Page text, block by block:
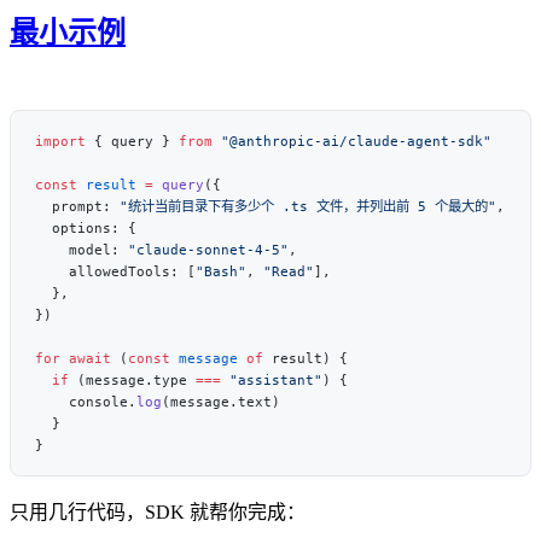
最小示例
import { query } from
const result = query
  prompt:
"统计当前目录下有多少个 .ts 文件，并列出前 5 个最大的"
    model:
"claude-sonnet-4-5"
    allowedTools: [
"Bash" , "Read"
for await ( const message of
  if
(message.type === "assistant"
    console.
log
只用几行代码，SDK 就帮你完成：